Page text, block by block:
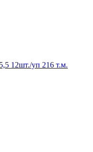
12шт./уп 216 т.м.